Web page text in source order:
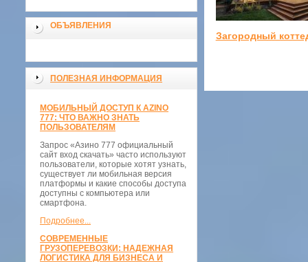
ОБЪЯВЛЕНИЯ
ПОЛЕЗНАЯ ИНФОРМАЦИЯ
МОБИЛЬНЫЙ ДОСТУП К AZINO
777: ЧТО ВАЖНО ЗНАТЬ
ПОЛЬЗОВАТЕЛЯМ
Запрос «Азино 777 официальный
сайт вход скачать» часто используют
пользователи, которые хотят узнать,
существует ли мобильная версия
платформы и какие способы доступа
доступны с компьютера или
смартфона.
Подробнее...
СОВРЕМЕННЫЕ
ГРУЗОПЕРЕВОЗКИ: НАДЕЖНАЯ
ЛОГИСТИКА ДЛЯ БИЗНЕСА И
Загородный